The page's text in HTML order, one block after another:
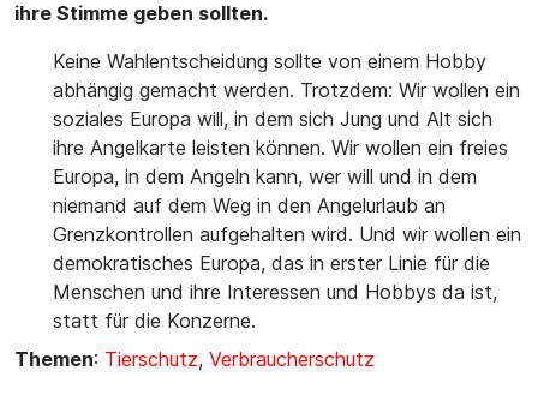
ihre Stimme geben sollten.
Keine Wahlentscheidung sollte von einem Hobby
abhängig gemacht werden. Trotzdem: Wir wollen ein
soziales Europa will, in dem sich Jung und Alt sich
ihre Angelkarte leisten können. Wir wollen ein freies
Europa, in dem Angeln kann, wer will und in dem
niemand auf dem Weg in den Angelurlaub an
Grenzkontrollen aufgehalten wird. Und wir wollen ein
demokratisches Europa, das in erster Linie für die
Menschen und ihre Interessen und Hobbys da ist,
statt für die Konzerne.
Themen: Tierschutz, Verbraucherschutz